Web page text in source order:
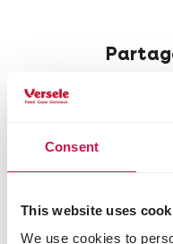
Consent
This website uses
We use cookies to